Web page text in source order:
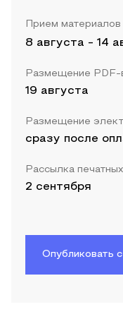
Прием материалов
8 августа - 14
Размещение PDF-
19 августа
Размещение
сразу после
Рассылка
2 сентября
Опубликовать